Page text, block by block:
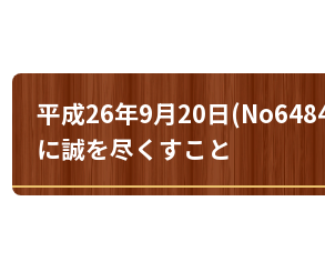
平成26年9月20日
に誠を尽くすこと